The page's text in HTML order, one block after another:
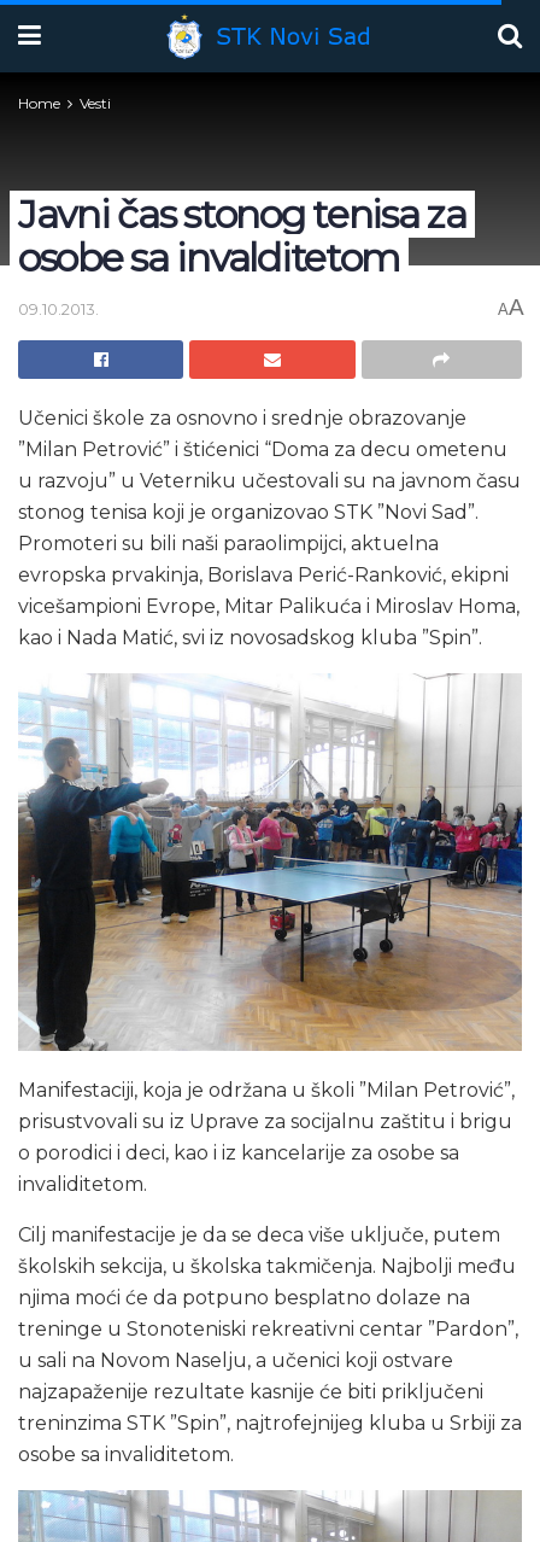
Home Vesti
Javni čas stonog tenisa za
osobe sa invalditetom
09.10.2013. AA
Učenici škole za osnovno i srednje obrazovanje
”Milan Petrović” i štićenici “Doma za decu ometenu
u razvoju” u Veterniku učestovali su na javnom času
stonog tenisa koji je organizovao STK ”Novi Sad”.
Promoteri su bili naši paraolimpijci, aktuelna
evropska prvakinja, Borislava Perić-Ranković, ekipni
vicešampioni Evrope, Mitar Palikuća i Miroslav Homa,
kao i Nada Matić, svi iz novosadskog kluba ”Spin”.
Manifestaciji, koja je održana u školi ”Milan Petrović”,
prisustvovali su iz Uprave za socijalnu zaštitu i brigu
o porodici i deci, kao i iz kancelarije za osobe sa
invaliditetom.
Cilj manifestacije je da se deca više uključe, putem
školskih sekcija, u školska takmičenja. Najbolji među
njima moći će da potpuno besplatno dolaze na
treninge u Stonoteniski rekreativni centar ”Pardon”,
u sali na Novom Naselju, a učenici koji ostvare
najzapaženije rezultate kasnije će biti priključeni
treninzima STK ”Spin”, najtrofejnijeg kluba u Srbiji za
osobe sa invaliditetom.